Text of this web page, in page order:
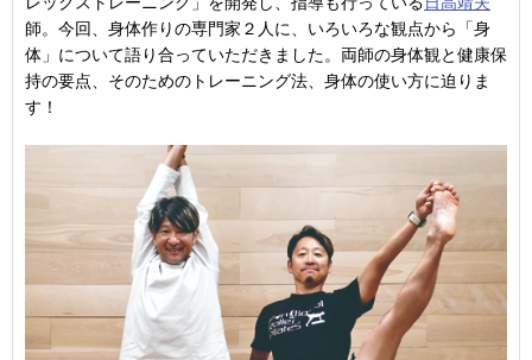
師。今回、身体作りの専門家２人に、いろいろな観点から「身
体」について語り合っていただきました。両師の身体観と健康保
持の要点、そのためのトレーニング法、身体の使い方に迫りま
す！